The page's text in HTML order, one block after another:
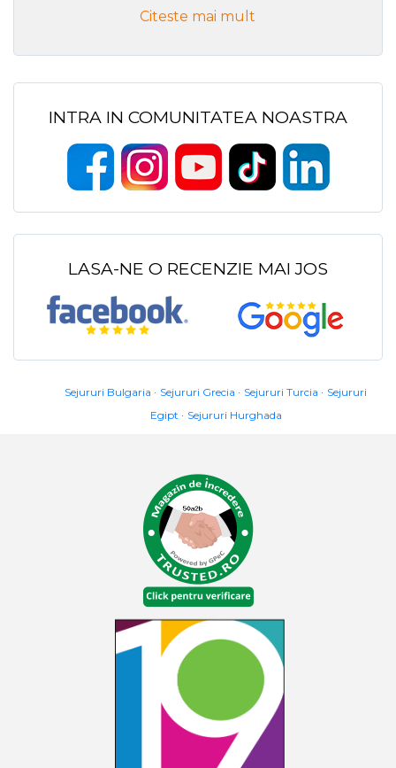
Citeste mai mult
INTRA IN COMUNITATEA NOASTRA
LASA-NE O RECENZIE MAI JOS
Sejururi Bulgaria Sejururi Grecia Sejururi Turcia
Sejururi
Egipt
Sejururi Hurghada